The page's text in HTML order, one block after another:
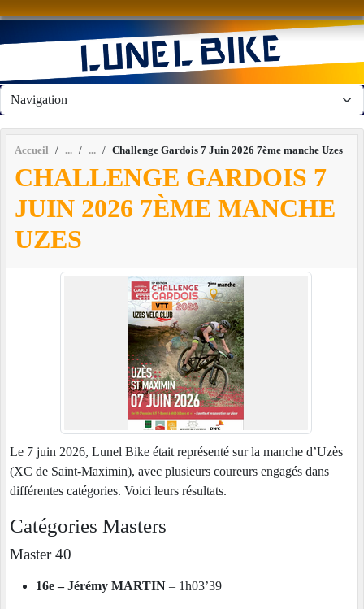
Accueil Challenge Gardois 7 Juin 2026 7ème manche Uzes
CHALLENGE GARDOIS 7
JUIN 2026 7ÈME MANCHE
UZES
Le 7 juin 2026, Lunel Bike était représenté sur la manche d’Uzès
(XC de Saint-Maximin), avec plusieurs coureurs engagés dans
différentes catégories. Voici leurs résultats.
Catégories Masters
Master 40
16e – Jérémy MARTIN – 1h03’39